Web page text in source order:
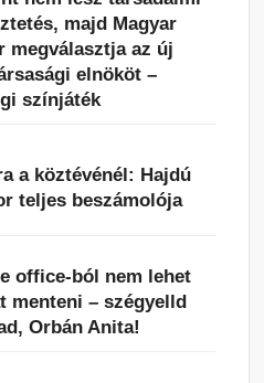
majd Magyar
megválasztja az új
elnököt –
színjáték
a köztévénél: Hajdú
teljes beszámolója
office-ból nem lehet
menteni – szégyelld
Orbán Anita!